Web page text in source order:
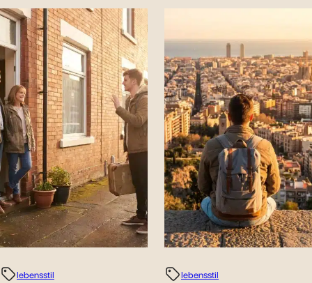
lebensstil lebensstil